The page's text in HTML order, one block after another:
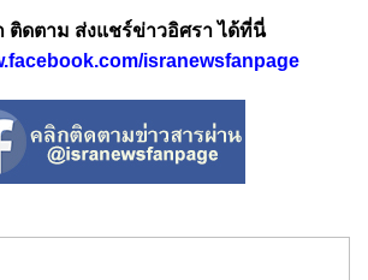
ติดตาม ส่งแชร์ข่าวอิศรา ได้ที่นี่
isranewsfanpage